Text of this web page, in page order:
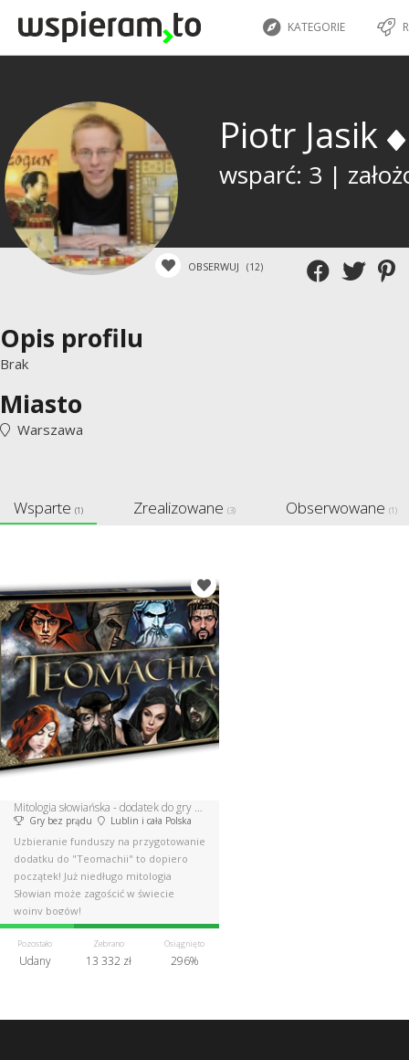
KATEGORIE
Piotr Jasik
wsparć: 3 |
OBSERWUJ (12)
Opis profilu
Brak
Miasto
Warszawa
Wsparte (1) Zrealizowane (3) Obserwowane (1)
Mitologia słowiańska - dodatek do gry Teomachia
Gry bez prądu Lublin i cała Polska
Uzbieranie funduszy na przygotowanie
dodatku do "Teomachii" to dopiero
początek! Już niedługo mitologia
Słowian może zagościć w świecie
wojny bogów!
Pozostało
Udany
Zebrano
13 332 zł
Osiągnięto
296%